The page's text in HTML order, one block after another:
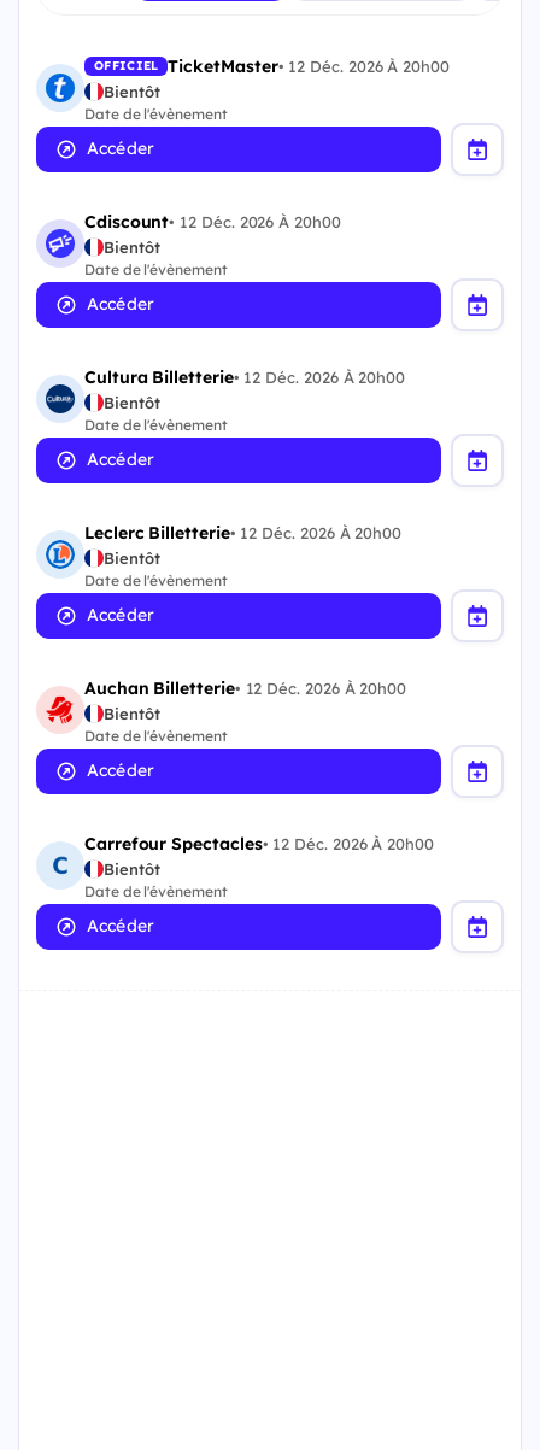
OFFICIEL TicketMaster• 12 Déc. 2026 À 20h00
Bientôt
Date de l'évènement
Accéder
Cdiscount• 12 Déc. 2026 À 20h00
Bientôt
Date de l'évènement
Accéder
Cultura Billetterie• 12 Déc. 2026 À 20h00
Bientôt
Date de l'évènement
Accéder
Leclerc Billetterie• 12 Déc. 2026 À 20h00
Bientôt
Date de l'évènement
Accéder
Auchan Billetterie• 12 Déc. 2026 À 20h00
Bientôt
Date de l'évènement
Accéder
Carrefour Spectacles• 12 Déc. 2026 À 20h00
Bientôt
Date de l'évènement
Accéder